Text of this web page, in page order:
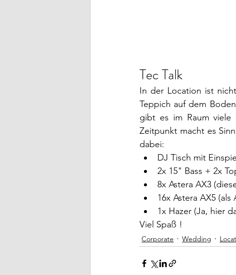
Tec Talk
In der Location ist
Teppich auf dem
gibt es im Raum viele
Zeitpunkt macht es
dabei:
DJ Tisch mit
2x 15" Bass + 2x
8x Astera AX3
16x Astera AX5
1x Hazer (Ja, hier
Viel Spaß !
Corporate Wedding